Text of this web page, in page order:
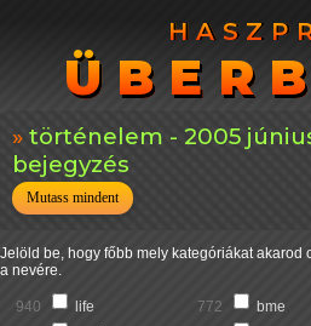
történelem - 2005
bejegyzés
Mutass mindent
Jelöld be, hogy főbb mely kategóriákat akarod
a nevére.
940 life 772 bme